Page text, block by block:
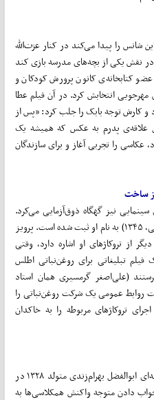
شانس را پیدا می‌کند در کنار عزت‌الله
نقش یکی از بچه‌های مدرسه بازی کند
کتابخانه‌ی کانون پرورش کودکان و
انتخابش کرد. در آن فیلم عطا
کارش توجه بابک را جلب کرد: «پس از
علاقه‌ی پدرم به عکس که همیشه یک
را تجربی آغاز و برای سازندگان
ساخت
نیز گهگاه ذوق‌آزمایی می‌کرد.
(اسماعیل ریاحی، ۱۳۴۵) به نام او ثبت شده است. پرویز
از تروکاژهای او اشاره دارد، وقتی
تبلیغاتی برای روغن‌نباتی اطلس
(علی‌اصغر گرمسیری همان استاد
عمومی یک شرکت روغن‌نباتی را
تروکاژهای مربوطه را به خاکدان
بهرام زند با نام شناسنامه‌ای ابوالفضل بهرام‌زندی متولد ۱۳۲۸ در
دادن متوجه واکنش همکلاسی‌ها به